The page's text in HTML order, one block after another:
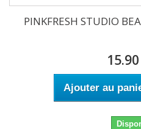
PINKFRESH STUDIO
Ajouter au